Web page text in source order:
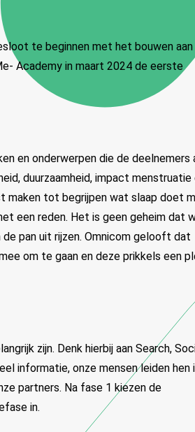
te beginnen met het bouwen aan
Academy in maart 2024 de eerste
en onderwerpen die de deelnemers
duurzaamheid, impact menstruatie
maken tot begrijpen wat slaap doet
een reden. Het is geen geheim dat
pan uit rijzen. Omnicom gelooft dat
om te gaan en deze prikkels een
zijn. Denk hierbij aan Search,
informatie, onze mensen leiden hen
partners. Na fase 1 kiezen de
in.